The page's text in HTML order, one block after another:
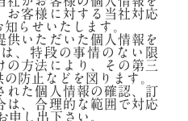
お客様に対する当社対応
らせいたします。
供いただいた個人情報を
、特段の事情のない限
の方法により、その第三
防止などを図ります。
れた個人情報の確認、訂
は、合理的な範囲で対応
申し出下さい。